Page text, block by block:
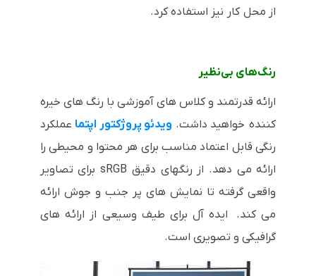
از محل کار نیز استفاده کرد.
رنگ‌های بی‌نظیر
ارائه قدرتمند و کلاس های آموزشی با رنگ های خیره
کننده خواهید داشت. ویدئو پروژکتور اپتما عملکرد
رنگی قابل اعتماد مناسب برای هر محتوا و محیطی را
ارائه می دهد. از رنگهای دقیق sRGB برای تصاویر
واقعی گرفته تا نمایش های پر جنب و جوش ارائه
می کند. ایده آل برای طیف وسیعی از ارائه های
گرافیکی و تصویری است.